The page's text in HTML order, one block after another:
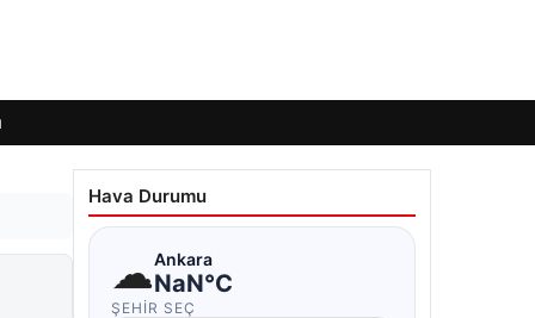
Hava Durumu
☁Ankara
NaN°C
ŞEHIR SEÇ